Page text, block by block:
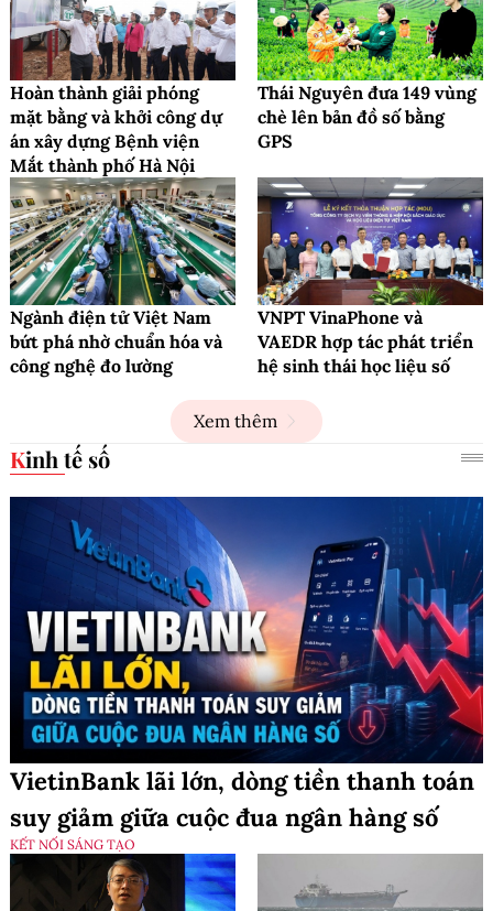
Hoàn thành giải phóng
mặt bằng và khởi công dự
án xây dựng Bệnh viện
Mắt thành phố Hà Nội
Thái Nguyên đưa 149 vùng
chè lên bản đồ số bằng
GPS
Ngành điện tử Việt Nam
bứt phá nhờ chuẩn hóa và
công nghệ đo lường
VNPT VinaPhone và
VAEDR hợp tác phát triển
hệ sinh thái học liệu số
Xem thêm
Kinh tế số
VietinBank lãi lớn, dòng tiền thanh toán
suy giảm giữa cuộc đua ngân hàng số
KẾT NỐI SÁNG TẠO